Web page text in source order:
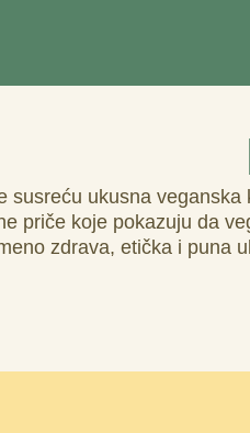
susreću ukusna veganska
priče koje pokazuju da
zdrava, etička i puna